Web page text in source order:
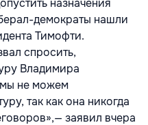
назначения
демократы нашли
Тимофти.
спросить,
Владимира
мы не можем
так как она никогда
заявил вчера